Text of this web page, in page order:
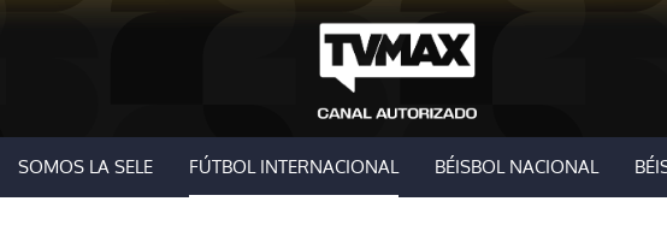
SOMOS LA SELE FÚTBOL INTERNACIONAL BÉISBOL NACIONAL